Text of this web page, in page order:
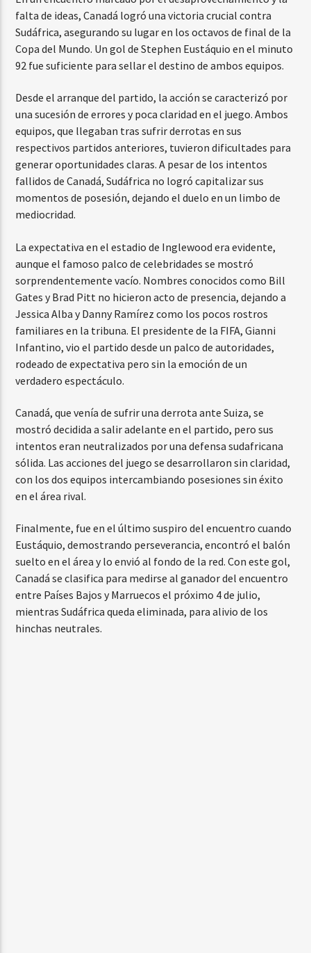
falta de ideas, Canadá logró una victoria crucial contra
Sudáfrica, asegurando su lugar en los octavos de final de la
Copa del Mundo. Un gol de Stephen Eustáquio en el minuto
92 fue suficiente para sellar el destino de ambos equipos.
Desde el arranque del partido, la acción se caracterizó por
una sucesión de errores y poca claridad en el juego. Ambos
equipos, que llegaban tras sufrir derrotas en sus
respectivos partidos anteriores, tuvieron dificultades para
generar oportunidades claras. A pesar de los intentos
fallidos de Canadá, Sudáfrica no logró capitalizar sus
momentos de posesión, dejando el duelo en un limbo de
mediocridad.
La expectativa en el estadio de Inglewood era evidente,
aunque el famoso palco de celebridades se mostró
sorprendentemente vacío. Nombres conocidos como Bill
Gates y Brad Pitt no hicieron acto de presencia, dejando a
Jessica Alba y Danny Ramírez como los pocos rostros
familiares en la tribuna. El presidente de la FIFA, Gianni
Infantino, vio el partido desde un palco de autoridades,
rodeado de expectativa pero sin la emoción de un
verdadero espectáculo.
Canadá, que venía de sufrir una derrota ante Suiza, se
mostró decidida a salir adelante en el partido, pero sus
intentos eran neutralizados por una defensa sudafricana
sólida. Las acciones del juego se desarrollaron sin claridad,
con los dos equipos intercambiando posesiones sin éxito
en el área rival.
Finalmente, fue en el último suspiro del encuentro cuando
Eustáquio, demostrando perseverancia, encontró el balón
suelto en el área y lo envió al fondo de la red. Con este gol,
Canadá se clasifica para medirse al ganador del encuentro
entre Países Bajos y Marruecos el próximo 4 de julio,
mientras Sudáfrica queda eliminada, para alivio de los
hinchas neutrales.